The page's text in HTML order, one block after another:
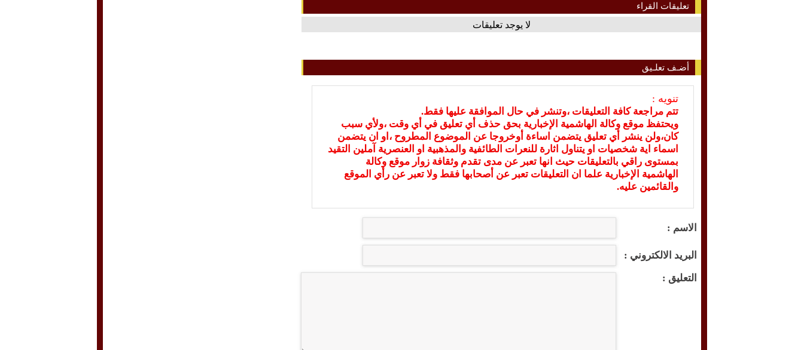
تعليقات القراء
لا يوجد تعليقات
أضـف تعلـيق
تنويه :
تتم مراجعة كافة التعليقات ،وتنشر في حال الموافقة عليها فقط.
ويحتفظ موقع وكالة الهاشمية الإخبارية بحق حذف أي تعليق في أي وقت ،ولأي سبب
كان،ولن ينشر أي تعليق يتضمن اساءة أوخروجا عن الموضوع المطروح ،او ان يتضمن
اسماء اية شخصيات او يتناول اثارة للنعرات الطائفية والمذهبية او العنصرية آملين التقيد
بمستوى راقي بالتعليقات حيث انها تعبر عن مدى تقدم وثقافة زوار موقع وكالة
الهاشمية الإخبارية علما ان التعليقات تعبر عن أصحابها فقط ولا تعبر عن رأي الموقع
والقائمين عليه.
الاسم :
البريد الالكتروني :
التعليق :